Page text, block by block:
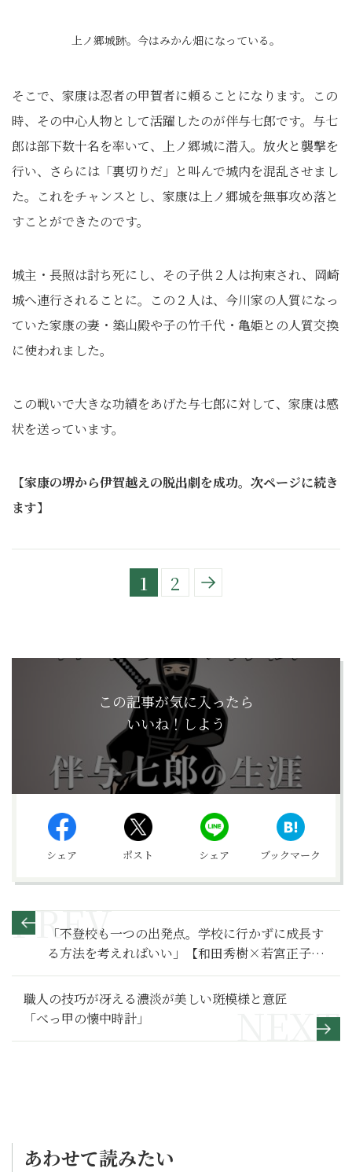
上ノ郷城跡。今はみかん畑になっている。
そこで、家康は忍者の甲賀者に頼ることになります。この
時、その中心人物として活躍したのが伴与七郎です。与七
郎は部下数十名を率いて、上ノ郷城に潜入。放火と襲撃を
行い、さらには「裏切りだ」と叫んで城内を混乱させまし
た。これをチャンスとし、家康は上ノ郷城を無事攻め落と
すことができたのです。
城主・長照は討ち死にし、その子供２人は拘束され、岡崎
城へ連行されることに。この２人は、今川家の人質になっ
ていた家康の妻・築山殿や子の竹千代・亀姫との人質交換
に使われました。
この戦いで大きな功績をあげた与七郎に対して、家康は感
状を送っています。
【家康の堺から伊賀越えの脱出劇を成功。次ページに続き
ます】
1 2
この記事が気に入ったら
いいね！しよう
シェア ポスト シェア ブックマーク
「不登校も一つの出発点。学校に行かずに成長す
る方法を考えればいい」【和田秀樹×若宮正子
『シン・老人力』対談】５
職人の技巧が冴える濃淡が美しい斑模様と意匠
「べっ甲の懐中時計」
あわせて読みたい